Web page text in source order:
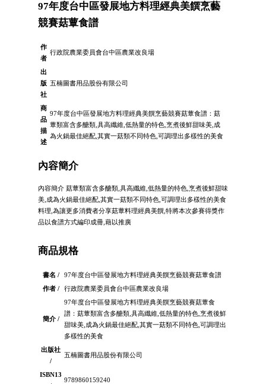
97年度台中區發展地方料理經典美饌烹藝
競賽菇蕈食譜
作
者
行政院農業委員會台中區農業改良場
出
版
社
五楠圖書用品股份有限公司
商
品
描
述
97年度台中區發展地方料理經典美饌烹藝競賽菇蕈食譜：菇
蕈類富含多醣類,具高纖維,低熱量的特色,烹煮後鮮甜味美,成
為火鍋最佳絕配,其實一菇類不同特色,可調理出多樣性的美食
內容簡介
內容簡介 菇蕈類富含多醣類,具高纖維,低熱量的特色,烹煮後鮮甜味
美,成為火鍋最佳絕配,其實一菇類不同特色,可調理出多樣性的美食
料理,為讓更多消費者分享菇蕈料理經典美饌,特將本次參賽得獎作
品以食譜方式編印成冊,藉以推廣
商品規格
書名 /
97年度台中區發展地方料理經典美饌烹藝競賽菇蕈食譜
作者 /
行政院農業委員會台中區農業改良場
簡介 /
97年度台中區發展地方料理經典美饌烹藝競賽菇蕈食
譜：菇蕈類富含多醣類,具高纖維,低熱量的特色,烹煮後鮮
甜味美,成為火鍋最佳絕配,其實一菇類不同特色,可調理出
多樣性的美食
出版社
/
五楠圖書用品股份有限公司
ISBN13
9789860159240